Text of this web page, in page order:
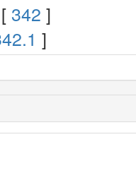
342 ]
]